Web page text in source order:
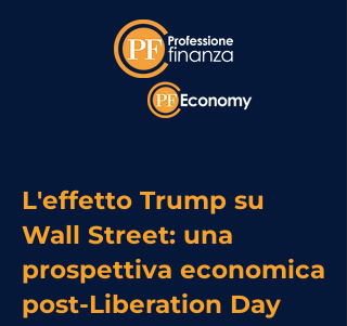
L'effetto Trump su
Wall Street: una
prospettiva economica
post-Liberation Day